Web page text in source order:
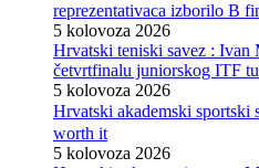
reprezentativaca izborilo B
5 kolovoza 2026
Hrvatski teniski savez : Ivan
četvrtfinalu juniorskog ITF
5 kolovoza 2026
Hrvatski akademski
worth it
5 kolovoza 2026